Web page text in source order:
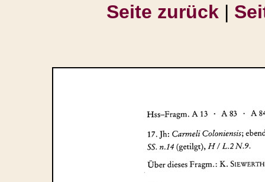
Seite zurück |